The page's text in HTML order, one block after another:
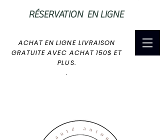
RÉSERVATION EN LIGNE
ACHAT EN LIGNE LIVRAISON
GRATUITE AVEC ACHAT 150$ ET
PLUS.
.